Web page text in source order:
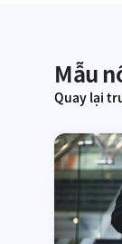
Mẫu
Quay lại